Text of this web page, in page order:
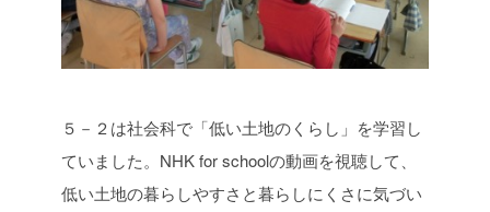
５－２は社会科で「低い土地のくらし」を学習し
ていました。NHK for schoolの動画を視聴して、
低い土地の暮らしやすさと暮らしにくさに気づい